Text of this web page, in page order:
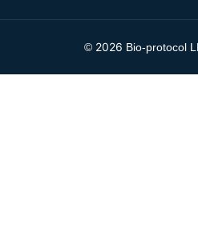
© 2026 Bio-protocol